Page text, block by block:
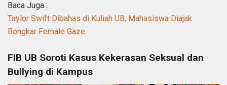
Baca Juga :
Taylor Swift Dibahas di Kuliah UB, Mahasiswa Diajak
Bongkar Female Gaze
FIB UB Soroti Kasus Kekerasan Seksual dan
Bullying di Kampus